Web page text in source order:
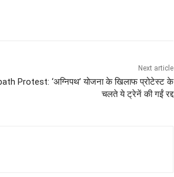
Next article
Protest: ‘अग्निपथ’ योजना के खिलाफ प्रोटेस्ट के
चलते ये ट्रेनें की गईं रद्द